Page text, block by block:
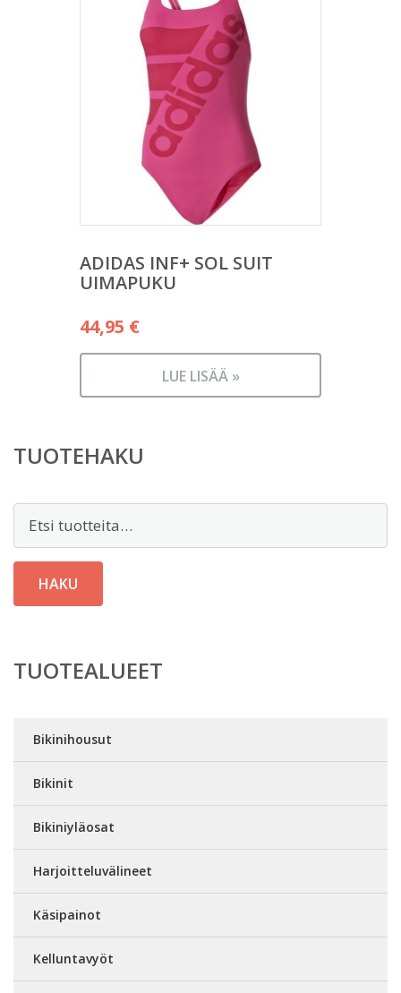
ADIDAS INF+ SOL SUIT
UIMAPUKU
44,95 €
LUE LISÄÄ »
TUOTEHAKU
Etsi:
HAKU
TUOTEALUEET
Bikinihousut
Bikinit
Bikiniyläosat
Harjoitteluvälineet
Käsipainot
Kelluntavyöt